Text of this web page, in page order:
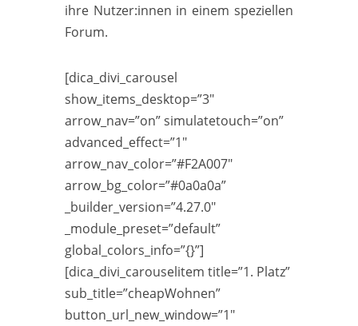
ihre Nutzer:innen in einem speziellen
Forum.
[dica_divi_carousel
show_items_desktop=”3″
arrow_nav=”on” simulatetouch=”on”
advanced_effect=”1″
arrow_nav_color=”#F2A007″
arrow_bg_color=”#0a0a0a”
_builder_version=”4.27.0″
_module_preset=”default”
global_colors_info=”{}”]
[dica_divi_carouselitem title=”1. Platz”
sub_title=”cheapWohnen”
button_url_new_window=”1″